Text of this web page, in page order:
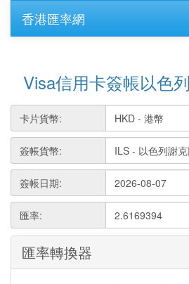
香港匯率網
Visa信用卡簽帳以色
卡片貨幣:
簽帳貨幣:
簽帳日期:
匯率: 2.6169394
匯率轉換器